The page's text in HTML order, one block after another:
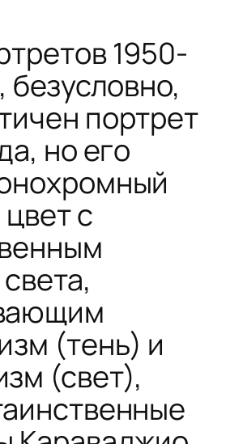
1950-
безусловно,
портрет
но его
с
(тень) и
(свет),